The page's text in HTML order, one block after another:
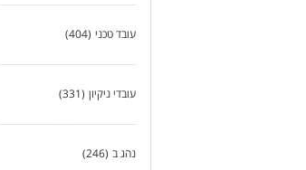
עובד טכני (404)
עובדי ניקיון (331)
נהג ב (246)